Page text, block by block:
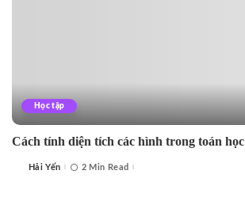
Học tập
Cách tính diện tích các hình trong toán học
PostedHải Yến 2 Min Read